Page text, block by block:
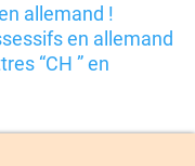
allemand !
en allemand
“CH ” en